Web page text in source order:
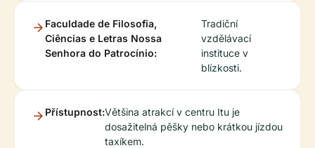
Faculdade de Filosofia,
Ciências e Letras Nossa
Senhora do Patrocínio:
Tradiční
vzdělávací
instituce v
blízkosti.
Přístupnost:Většina atrakcí v centru Itu je
dosažitelná pěšky nebo krátkou jízdou
taxíkem.